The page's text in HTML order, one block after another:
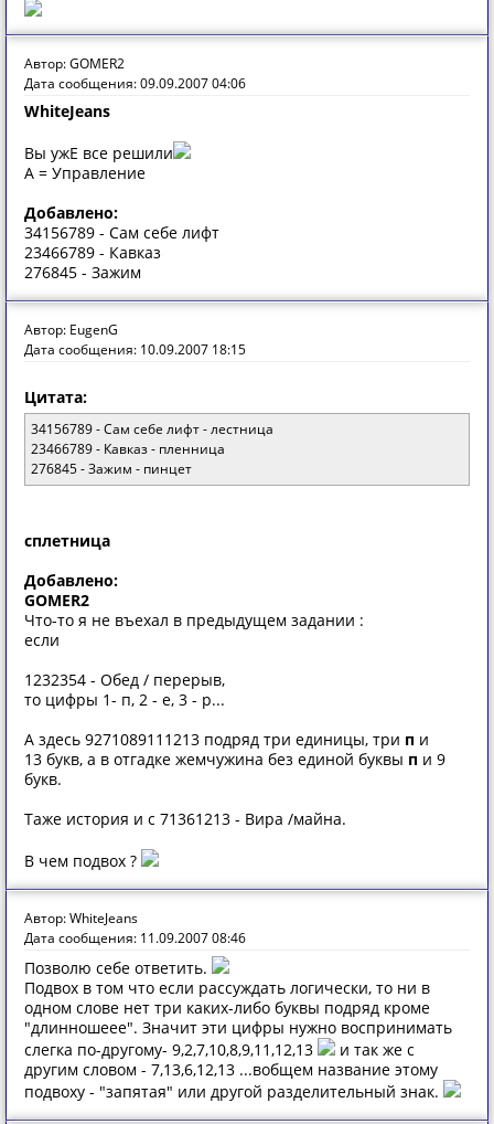
Автор: GOMER2
Дата сообщения: 09.09.2007 04:06
WhiteJeans
Вы ужЕ все решили
A = Управление
Добавлено:
34156789 - Сам себе лифт
23466789 - Кавказ
276845 - Зажим
Автор: EugenG
Дата сообщения: 10.09.2007 18:15
Цитата:
34156789 - Сам себе лифт - лестница
23466789 - Кавказ - пленница
276845 - Зажим - пинцет
сплетница
Добавлено:
GOMER2
Что-то я не въехал в предыдущем задании :
если
1232354 - Обед / перерыв,
то цифры 1- п, 2 - е, 3 - р...
А здесь 9271089111213 подряд три единицы, три п и
13 букв, а в отгадке жемчужина без единой буквы п и 9
букв.
Таже история и с 71361213 - Вира /майна.
В чем подвох ?
Автор: WhiteJeans
Дата сообщения: 11.09.2007 08:46
Позволю себе ответить.
Подвох в том что если рассуждать логически, то ни в
одном слове нет три каких-либо буквы подряд кроме
"длинношеее". Значит эти цифры нужно воспринимать
слегка по-другому- 9,2,7,10,8,9,11,12,13
и так же с
другим словом - 7,13,6,12,13 ...вобщем название этому
подвоху - "запятая" или другой разделительный знак.